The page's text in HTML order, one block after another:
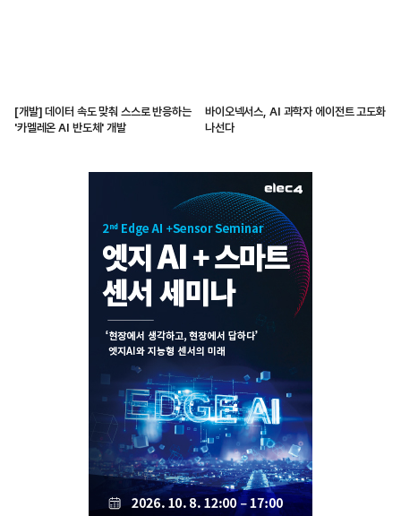
[개발] 데이터 속도 맞춰 스스로 반응하는
'카멜레온 AI 반도체' 개발
바이오넥서스, AI 과학자 에이전트 고도화
나선다